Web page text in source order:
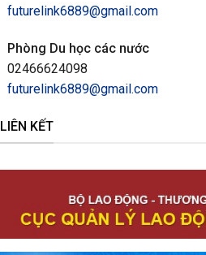
futurelink6889@gmail.com
Phòng Du học các nước
02466624098
futurelink6889@gmail.com
LIÊN KẾT